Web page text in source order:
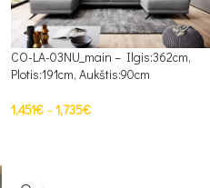
CO-LA-03NU_main – Ilgis:362cm,
Plotis:191cm, Aukštis:90cm
1,451€–1,735€